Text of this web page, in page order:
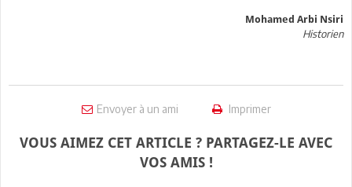
Mohamed Arbi Nsiri
Historien
Envoyer à un ami Imprimer
VOUS AIMEZ CET ARTICLE ? PARTAGEZ-LE AVEC
VOS AMIS !